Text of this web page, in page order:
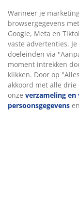
Artikelnummer:
Specificaties
Beoordelingen
Wanneer je
browsergegevens
Google, Meta en
vaste advertenties.
doeleinden via
moment intrekken
klikken. Door op
akkoord met alle drie
onze verzameling
persoonsgegevens